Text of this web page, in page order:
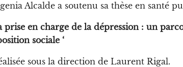
Alcalde a soutenu sa thèse en santé
prise en charge de la dépression : un
sociale ‘
sous la direction de Laurent Rigal.